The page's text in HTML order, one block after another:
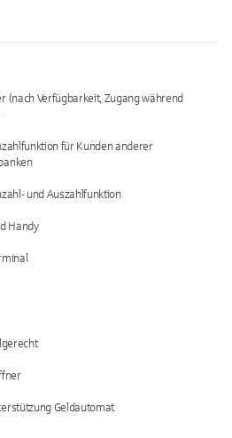
(nach Verfügbarkeit, Zugang während
für Kunden anderer
und Auszahlfunktion
Handy
Geldautomat